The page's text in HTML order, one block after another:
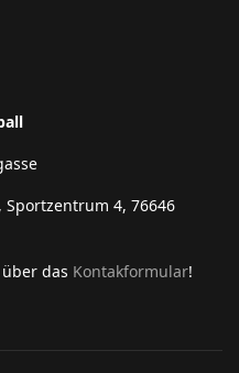
Sportzentrum 4, 76646
das Kontakformular!